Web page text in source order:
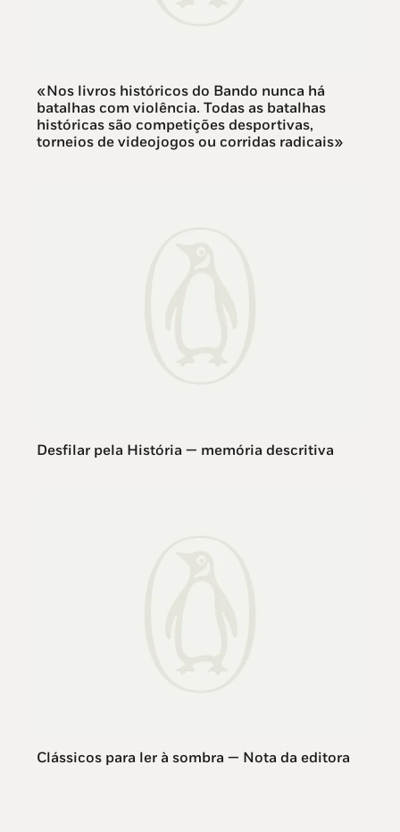
«Nos livros históricos do Bando nunca há
batalhas com violência. Todas as batalhas
históricas são competições desportivas,
torneios de videojogos ou corridas radicais»
Desfilar pela História — memória descritiva
Clássicos para ler à sombra — Nota da editora